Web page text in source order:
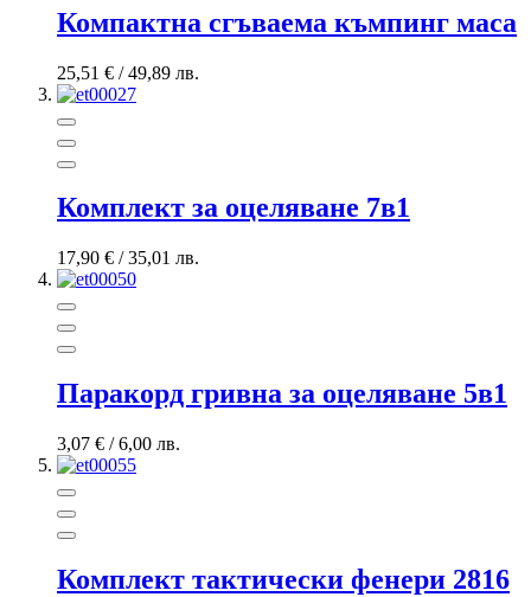
Компактна сгъваема къмпинг маса
25,51 € /49,89 лв.
Комплект за оцеляване 7в1
17,90 € /35,01 лв.
Паракорд гривна за оцеляване 5в1
3,07 € /6,00 лв.
Комплект тактически фенери 2816